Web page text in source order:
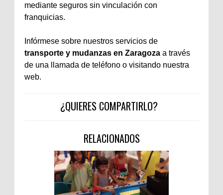
mediante seguros sin vinculación con
franquicias.
Infórmese sobre nuestros servicios de
transporte y mudanzas en Zaragoza a través
de una llamada de teléfono o visitando nuestra
web.
¿QUIERES COMPARTIRLO?
RELACIONADOS